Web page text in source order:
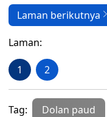
Laman berikutnya
Laman:
1 2
Tag: Dolan paud